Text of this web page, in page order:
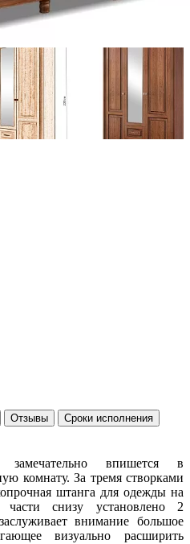
Отзывы
Сроки исполнения
впишется в
комнату. За тремя створками
штанга для одежды на
снизу установлено 2
внимание большое
визуально расширить